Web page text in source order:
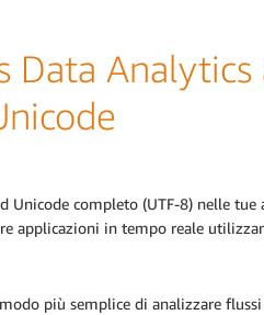
Data
Unicode completo (UTF-8) nelle tue
applicazioni in tempo reale
più semplice di analizzare